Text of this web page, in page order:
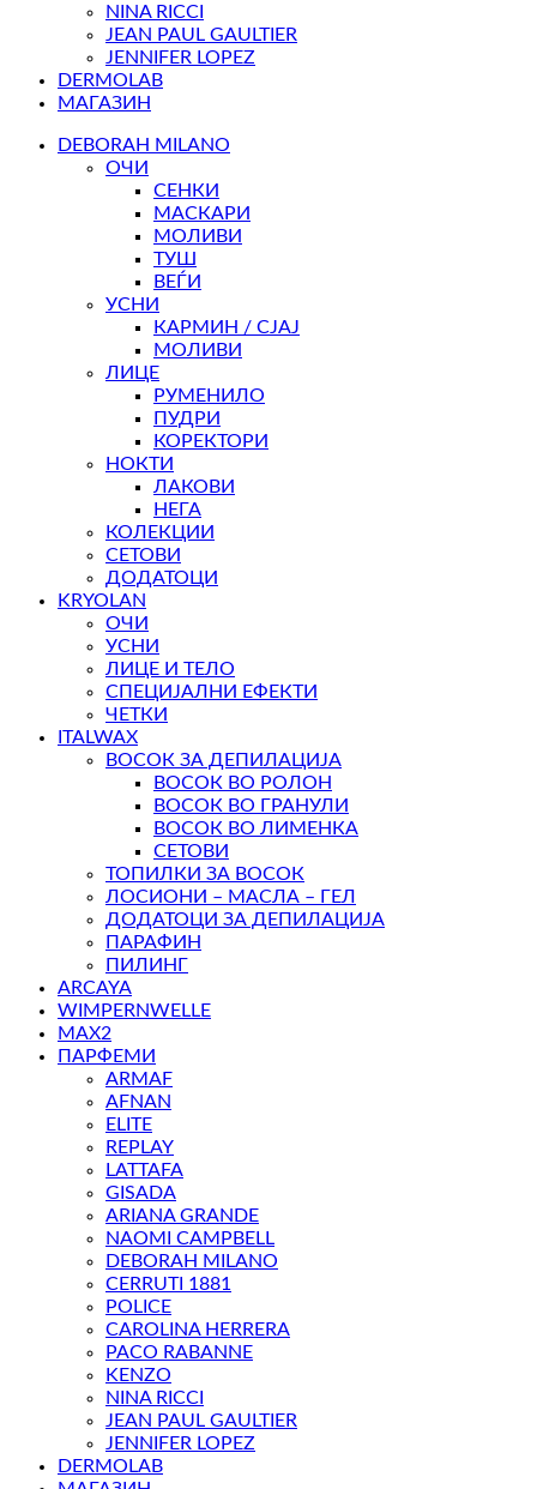
NINA RICCI
JEAN PAUL GAULTIER
JENNIFER LOPEZ
DERMOLAB
МАГАЗИН
DEBORAH MILANO
ОЧИ
СЕНКИ
МАСКАРИ
МОЛИВИ
ТУШ
ВЕЃИ
УСНИ
КАРМИН / СЈАЈ
МОЛИВИ
ЛИЦЕ
РУМЕНИЛО
ПУДРИ
КОРЕКТОРИ
НОКТИ
ЛАКОВИ
НЕГА
КОЛЕКЦИИ
СЕТОВИ
ДОДАТОЦИ
KRYOLAN
ОЧИ
УСНИ
ЛИЦЕ И ТЕЛО
СПЕЦИЈАЛНИ ЕФЕКТИ
ЧЕТКИ
ITALWAX
ВОСОК ЗА ДЕПИЛАЦИЈА
ВОСОК ВО РОЛОН
ВОСОК ВО ГРАНУЛИ
ВОСОК ВО ЛИМЕНКА
СЕТОВИ
ТОПИЛКИ ЗА ВОСОК
ЛОСИОНИ – МАСЛА – ГЕЛ
ДОДАТОЦИ ЗА ДЕПИЛАЦИЈА
ПАРАФИН
ПИЛИНГ
ARCAYA
WIMPERNWELLE
MAX2
ПАРФЕМИ
ARMAF
AFNAN
ELITE
REPLAY
LATTAFA
GISADA
ARIANA GRANDE
NAOMI CAMPBELL
DEBORAH MILANO
CERRUTI 1881
POLICE
CAROLINA HERRERA
PACO RABANNE
KENZO
NINA RICCI
JEAN PAUL GAULTIER
JENNIFER LOPEZ
DERMOLAB